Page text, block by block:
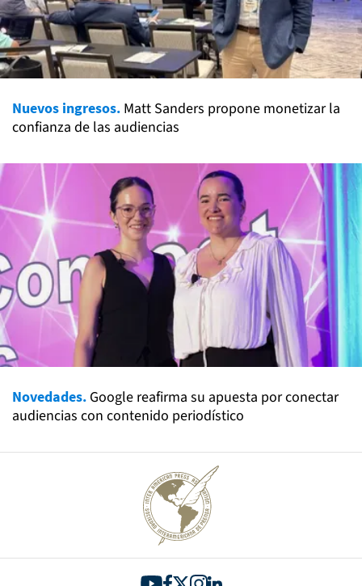
Nuevos ingresos. Matt Sanders propone monetizar la
confianza de las audiencias
Novedades. Google reafirma su apuesta por conectar
audiencias con contenido periodístico